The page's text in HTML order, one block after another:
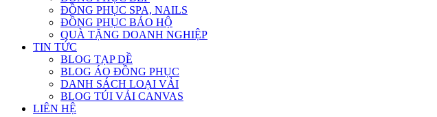
ĐỒNG PHỤC SPA, NAILS
ĐỒNG PHỤC BẢO HỘ
QUÀ TẶNG DOANH NGHIỆP
TIN TỨC
BLOG TẠP DỀ
BLOG ÁO ĐỒNG PHỤC
DANH SÁCH LOẠI VẢI
BLOG TÚI VẢI CANVAS
LIÊN HỆ